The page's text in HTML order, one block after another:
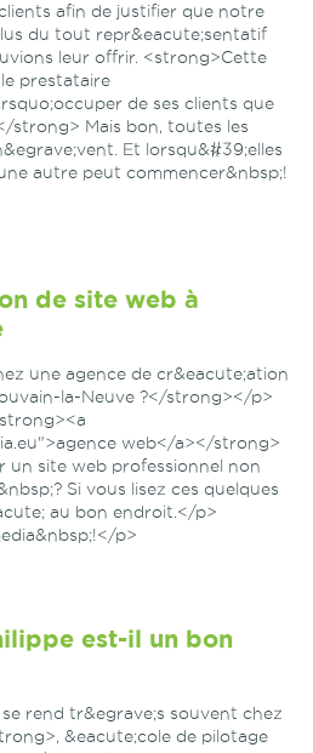
afin de justifier que notre
du tout repr&eacute;sentatif
leur offrir. <strong>Cette
prestataire
de ses clients que
strong> Mais bon, toutes les
Et lorsqu&#39;elles
autre peut commencer&nbsp;!
de site web à
une agence de cr&eacute;ation
la-Neuve ?</strong></p>
web</a></strong>
un site web professionnel non
Si vous lisez ces quelques
au bon endroit.</p>
p>
est-il un bon
rend tr&egrave;s souvent chez
&eacute;cole de pilotage